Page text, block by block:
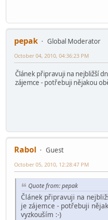
pepak
Global Moderator
October 04, 2010, 04:36:23 PM
Článek připravuji na nejbližší
zájemce - potřebuji nějakou
Rabol
Guest
October 05, 2010, 12:28:47 PM
Quote from: pepak
Článek připravuji na
je zájemce - potřebuji
vyzkouším :-)